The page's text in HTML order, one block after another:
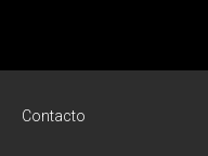
Contacto